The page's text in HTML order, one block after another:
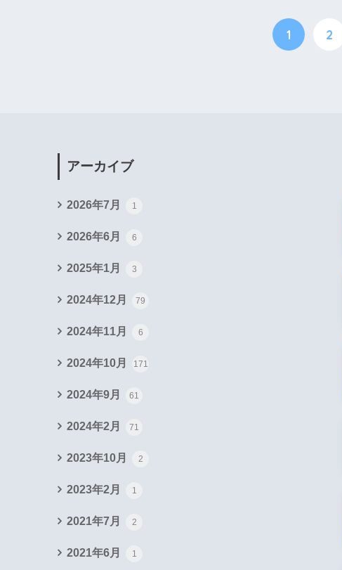
1 2
アーカイブ
2026年7月 1
2026年6月 6
2025年1月 3
2024年12月 79
2024年11月 6
2024年10月 171
2024年9月 61
2024年2月 71
2023年10月 2
2023年2月 1
2021年7月 2
2021年6月 1